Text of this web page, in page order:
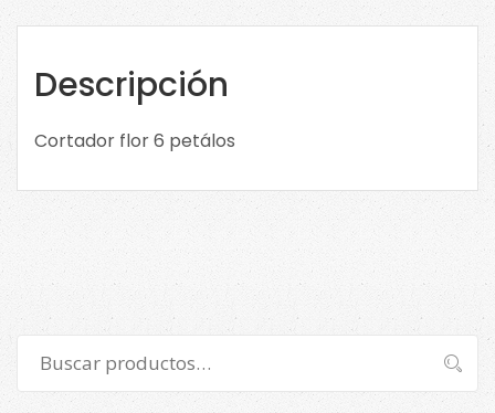
cantidad
Descripción
Cortador flor 6 petálos
por:
Buscar